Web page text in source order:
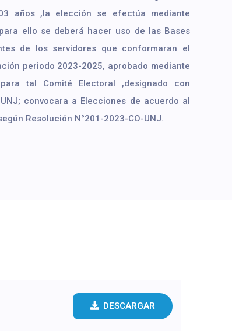
años ,la elección se efectúa mediante
ello se deberá hacer uso de las Bases
de los servidores que conformaran el
periodo 2023-2025, aprobado mediante
para tal Comité Electoral ,designado con
convocara a Elecciones de acuerdo al
Resolución N°201-2023-CO-UNJ.
DESCARGAR